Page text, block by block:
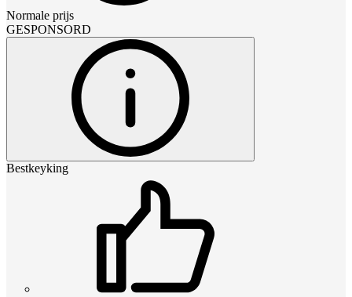
Normale prijs
GESPONSORD
Bestkeyking